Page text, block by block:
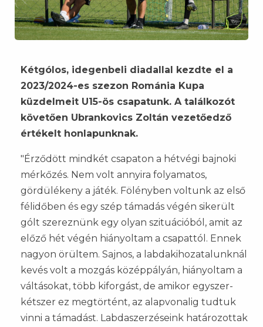
Kétgólos, idegenbeli diadallal kezdte el a
2023/2024-es szezon Románia Kupa
küzdelmeit U15-ös csapatunk. A találkozót
követően Ubrankovics Zoltán vezetőedző
értékelt honlapunknak.
"Érződött mindkét csapaton a hétvégi bajnoki
mérkőzés. Nem volt annyira folyamatos,
gördülékeny a játék. Fölényben voltunk az első
félidőben és egy szép támadás végén sikerült
gólt szereznünk egy olyan szituációból, amit az
előző hét végén hiányoltam a csapattól. Ennek
nagyon örültem. Sajnos, a labdakihozatalunknál
kevés volt a mozgás középpályán, hiányoltam a
váltásokat, több kiforgást, de amikor egyszer-
kétszer ez megtörtént, az alapvonalig tudtuk
vinni a támadást. Labdaszerzéseink határozottak